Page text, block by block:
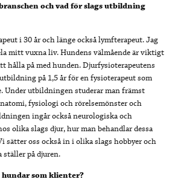
och vad för slags utbildning
i 30 år och länge också lymfterapeut. Jag
mitt vuxna liv. Hundens välmående är viktigt
hålla på med hunden. Djurfysioterapeutens
på 1,5 år för en fysioterapeut som
Under utbildningen studerar man främst
fysiologi och rörelsemönster och
ingår också neurologiska och
olika slags djur, hur man behandlar dessa
sätter oss också in i olika slags hobbyer och
ställer på djuren.
som klienter?